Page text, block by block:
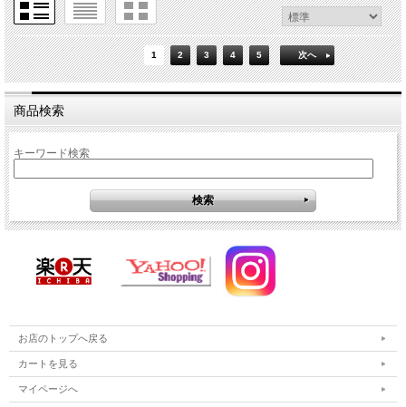
1 2 3 4 5 次へ
商品検索
キーワード検索
お店のトップへ戻る
カートを見る
マイページへ